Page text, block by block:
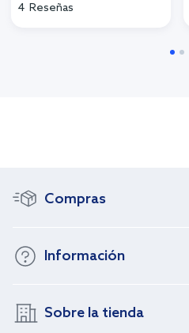
4 Reseñas
Compras
Información
Sobre la tienda